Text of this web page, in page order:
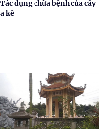
Tác dụng chữa bệnh của cây
a kê